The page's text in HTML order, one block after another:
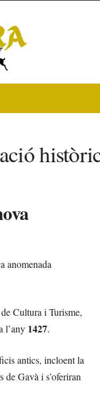
anomenada
Cultura i Turisme,
l’any 1427.
antics, incloent la
de Gavà i s’oferiran